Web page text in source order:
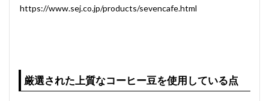
https://www.sej.co.jp/products/sevencafe.html
厳選された上質なコーヒー豆を使用している点